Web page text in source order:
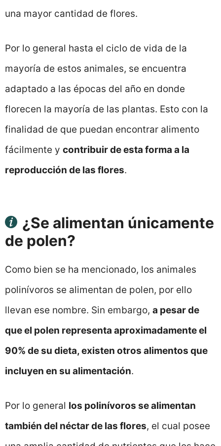
una mayor cantidad de flores.
Por lo general hasta el ciclo de vida de la
mayoría de estos animales, se encuentra
adaptado a las épocas del año en donde
florecen la mayoría de las plantas. Esto con la
finalidad de que puedan encontrar alimento
fácilmente y contribuir de esta forma a la
reproducción de las flores.
¿Se alimentan únicamente
de polen?
Como bien se ha mencionado, los animales
polinívoros se alimentan de polen, por ello
llevan ese nombre. Sin embargo, a pesar de
que el polen representa aproximadamente el
90% de su dieta, existen otros alimentos que
incluyen en su alimentación.
Por lo general los polinívoros se alimentan
también del néctar de las flores, el cual posee